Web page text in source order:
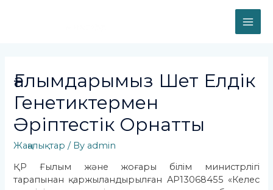
Ғалымдарымыз Шет Елдік
Генетиктермен
Әріптестік Орнатты
Жаңалықтар / By admin
ҚР Ғылым және жоғары білім министрлігі
тарапынан қаржыландырылған AP13068455 «Келес